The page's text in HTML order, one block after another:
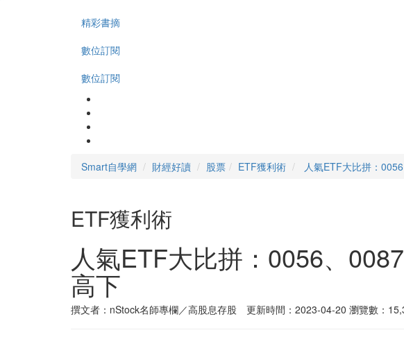
精彩書摘
數位訂閱
數位訂閱
Smart自學網 財經好讀 股票 ETF獲利術 人氣ETF大比拼：
ETF獲利術
人氣ETF大比拼：0056、
高下
撰文者：nStock名師專欄／高股息存股 更新時間：2023-04-20 瀏覽數：